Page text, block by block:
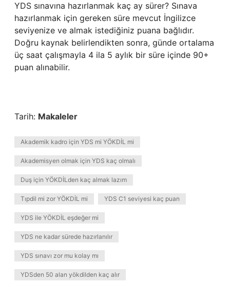
YDS sınavına hazırlanmak kaç ay sürer? Sınava
hazırlanmak için gereken süre mevcut İngilizce
seviyenize ve almak istediğiniz puana bağlıdır.
Doğru kaynak belirlendikten sonra, günde ortalama
üç saat çalışmayla 4 ila 5 aylık bir süre içinde 90+
puan alınabilir.
Tarih: Makaleler
Akademik kadro için YDS mi YÖKDİL mi
Akademisyen olmak için YDS kaç olmalı
Duş için YÖKDİLden kaç almak lazım
Tıpdil mi zor YÖKDİL mi YDS C1 seviyesi kaç puan
YDS ile YÖKDİL eşdeğer mi
YDS ne kadar sürede hazırlanılır
YDS sınavı zor mu kolay mı
YDSden 50 alan yökdilden kaç alır